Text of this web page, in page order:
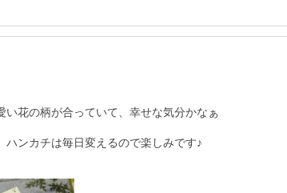
花の柄が合っていて、幸せな気分かなぁ
ンカチは毎日変えるので楽しみです♪